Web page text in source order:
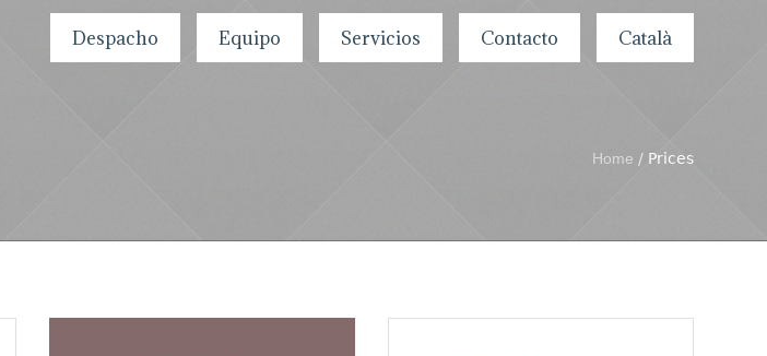
Despacho Equipo Servicios Contacto Català
Home / Prices